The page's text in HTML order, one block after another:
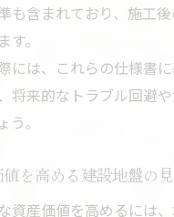
も含まれており、施工
。
には、これらの仕様書
将来的なトラブル回避
。
を高める建設地盤の
資産価値を高めるには